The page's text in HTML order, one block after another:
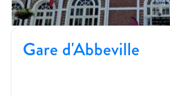
Gare d'Abbeville